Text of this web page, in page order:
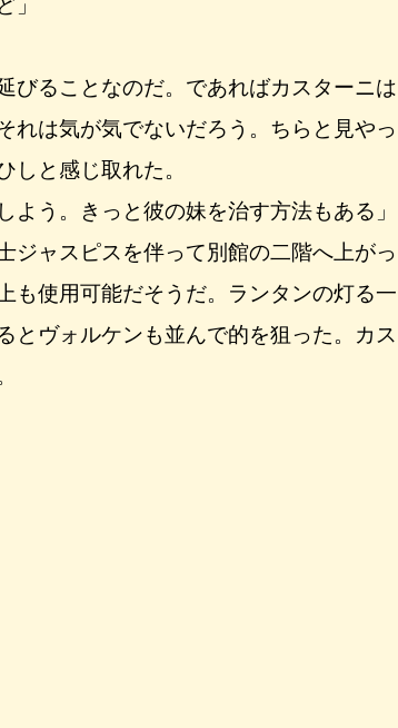
」
ることなのだ。であればカスターニは
れは気が気でないだろう。ちらと見やっ
しと感じ取れた。
よう。きっと彼の妹を治す方法もある」
ャスピスを伴って別館の二階へ上がっ
も使用可能だそうだ。ランタンの灯る一
とヴォルケンも並んで的を狙った。カス